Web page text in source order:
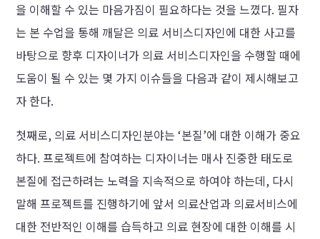
을 이해할 수 있는 마음가짐이 필요하다는 것을 느꼈다. 필자
는 본 수업을 통해 깨달은 의료 서비스디자인에 대한 사고를
바탕으로 향후 디자이너가 의료 서비스디자인을 수행할 때에
도움이 될 수 있는 몇 가지 이슈들을 다음과 같이 제시해보고
자 한다.
첫째로, 의료 서비스디자인분야는 ‘본질’에 대한 이해가 중요
하다. 프로젝트에 참여하는 디자이너는 매사 진중한 태도로
본질에 접근하려는 노력을 지속적으로 하여야 하는데, 다시
말해 프로젝트를 진행하기에 앞서 의료산업과 의료서비스에
대한 전반적인 이해를 습득하고 의료 현장에 대한 이해를 시